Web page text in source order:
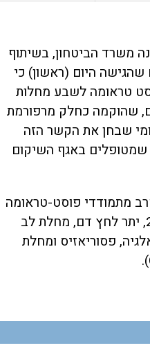
משרד הביטחון, בשיתוף
היום (ראשון) כי
טראומה לשבע מחלות
שהוקמה כחלק מרפורמת
שבחן את הקשר הזה
באגף השיקום
מתמודדי פוסט-טראומה
שהוועדה בחנה הן: סוכרת סוג 2, יתר לחץ דם, מחלת לב
פסוריאזיס ומחלת